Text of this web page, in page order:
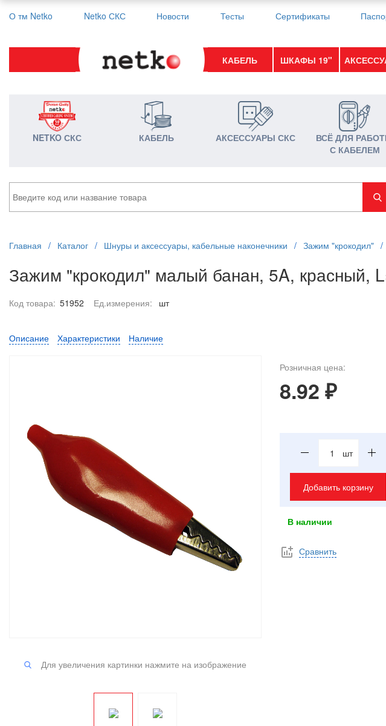
О тм Netko Netko СКС Новости Тесты Сертификаты
КАБЕЛЬ ШКАФЫ 19"
NETKO СКС КАБЕЛЬ АКСЕССУАРЫ СКС
ВСЁ ДЛЯ
С КАБЕЛЕМ
Главная / Каталог / Шнуры и аксессуары, кабельные наконечники / Зажим "крокодил" /
Зажим "крокодил" малый банан, 5A, красный,
Код товара: 51952 Ед.измерения: шт
Описание Характеристики Наличие
Для увеличения картинки нажмите на изображение
Розничная цена:
8.92 ₽
шт
Добавить корзину
В наличии
Сравнить